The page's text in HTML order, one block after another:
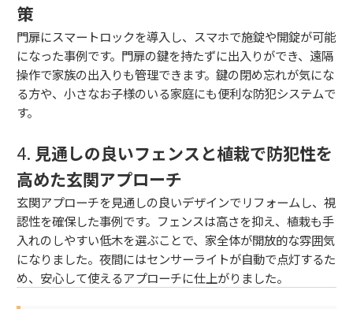
策
門扉にスマートロックを導入し、スマホで施錠や開錠が可能
になった事例です。門扉の鍵を持たずに出入りができ、遠隔
操作で家族の出入りも管理できます。鍵の閉め忘れが気にな
る方や、小さなお子様のいる家庭にも便利な防犯システムで
す。
4. 見通しの良いフェンスと植栽で防犯性を
高めた玄関アプローチ
玄関アプローチを見通しの良いデザインでリフォームし、視
認性を確保した事例です。フェンスは高さを抑え、植栽も手
入れのしやすい低木を選ぶことで、家全体が開放的な雰囲気
になりました。夜間にはセンサーライトが自動で点灯するた
め、安心して使えるアプローチに仕上がりました。